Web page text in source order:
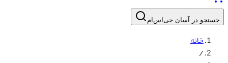
جستجو در آسان جی‌اس‌ام
خانه
/